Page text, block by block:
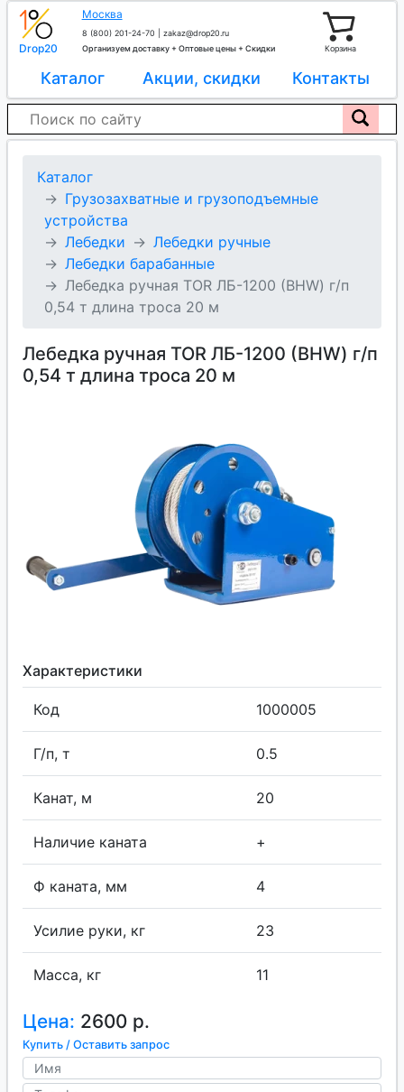
Drop20
Москва
8 (800) 201-24-70
zakaz@drop20.ru
Организуем доставку + Оптовые цены + Скидки
Корзина
Каталог Акции, скидки Контакты
Каталог
Грузозахватные и грузоподъемные
устройства
Лебедки
Лебедки ручные
Лебедки барабанные
Лебедка ручная TOR ЛБ-1200 (BHW) г/п
0,54 т длина троса 20 м
Лебедка ручная TOR ЛБ-1200 (BHW) г/п
0,54 т длина троса 20 м
Характеристики
Код 1000005
Г/п, т 0.5
Канат, м 20
Наличие каната +
Ф каната, мм 4
Усилие руки, кг 23
Масса, кг 11
Цена: 2600 р.
Купить / Оставить запрос